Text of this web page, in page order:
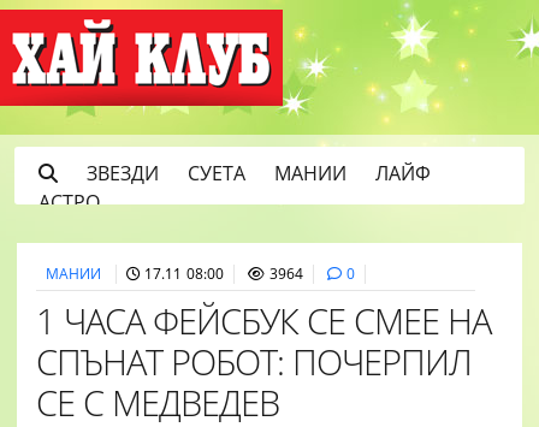
ЗВЕЗДИ СУЕТА МАНИИ
ЛАЙФ
АСТРО
МАНИИ 17.11 08:00 3964 0
1 ЧАСА ФЕЙСБУК СЕ СМЕЕ НА
СПЪНАТ РОБОТ: ПОЧЕРПИЛ
СЕ С МЕДВЕДЕВ